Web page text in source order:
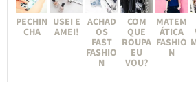
PECHIN
CHA
USEI E
AMEI!
ACHAD
OS
FAST
FASHIO
N
COM
QUE
ROUPA
EU
VOU?
MATEM
ÁTICA
FASHIO
N